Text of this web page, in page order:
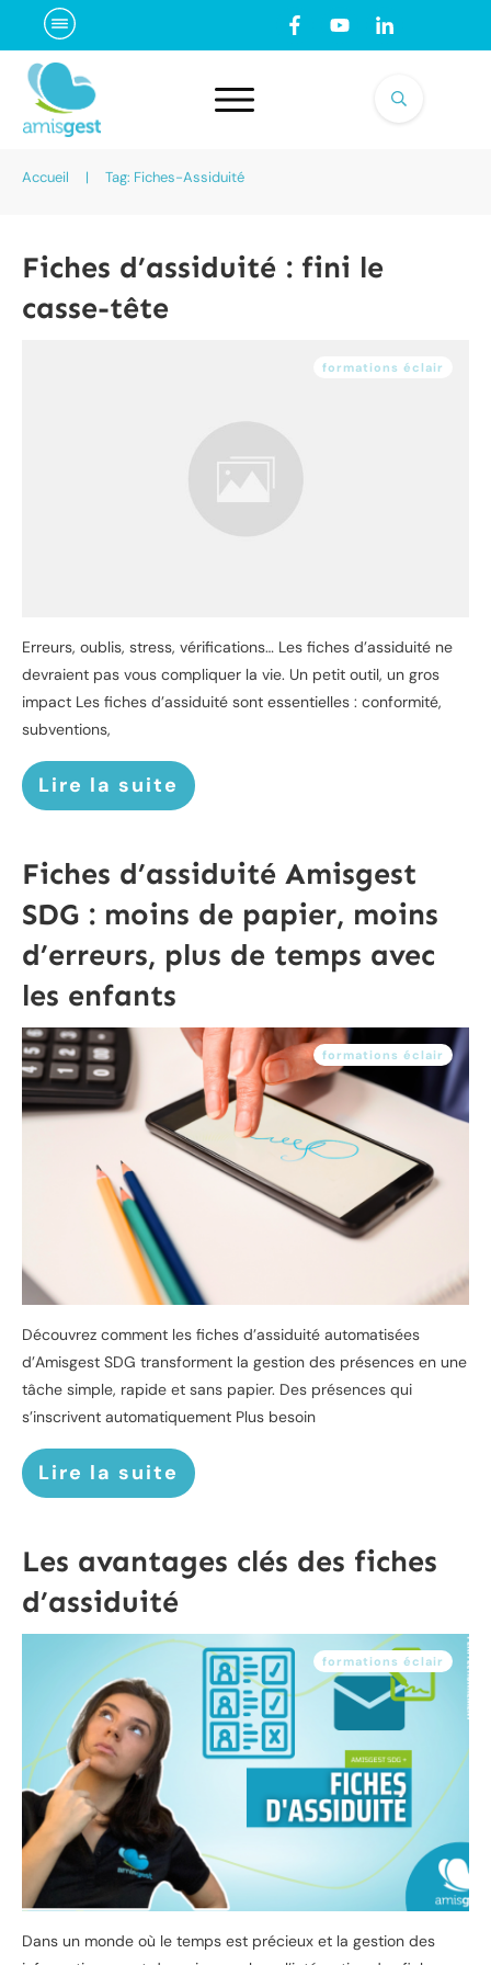
Accueil | Tag: Fiches-Assiduité
Fiches d’assiduité : fini le
casse-tête
formations éclair
Erreurs, oublis, stress, vérifications… Les fiches d’assiduité ne
devraient pas vous compliquer la vie. Un petit outil, un gros
impact Les fiches d’assiduité sont essentielles : conformité,
subventions,
Lire la suite
Fiches d’assiduité Amisgest
SDG : moins de papier, moins
d’erreurs, plus de temps avec
les enfants
formations éclair
Découvrez comment les fiches d’assiduité automatisées
d’Amisgest SDG transforment la gestion des présences en une
tâche simple, rapide et sans papier. Des présences qui
s’inscrivent automatiquement Plus besoin
Lire la suite
Les avantages clés des fiches
d’assiduité
formations éclair
Dans un monde où le temps est précieux et la gestion des